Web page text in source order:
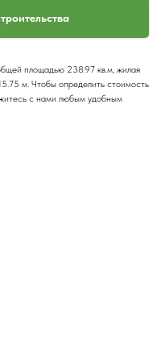
площадью 238.97 кв.м, жилая
м. Чтобы определить стоимость
с нами любым удобным